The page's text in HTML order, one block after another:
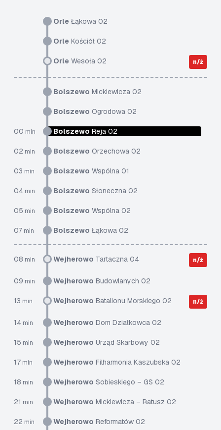
Orle Łąkowa 02
Orle Kościół 02
Orle Wesoła 02 n/ż
Bolszewo Mickiewicza 02
Bolszewo Ogrodowa 02
00 min Bolszewo Reja 02
02 min Bolszewo Orzechowa 02
03 min Bolszewo Wspólna 01
04 min Bolszewo Słoneczna 02
05 min Bolszewo Wspólna 02
07 min Bolszewo Łąkowa 02
08 min Wejherowo Tartaczna 04 n/ż
09 min Wejherowo Budowlanych 02
13 min Wejherowo Batalionu Morskiego 02 n/ż
14 min Wejherowo Dom Działkowca 02
15 min Wejherowo Urząd Skarbowy 02
17 min Wejherowo Filharmonia Kaszubska 02
18 min Wejherowo Sobieskiego – GS 02
21 min Wejherowo Mickiewicza – Ratusz 02
22 min Wejherowo Reformatów 02